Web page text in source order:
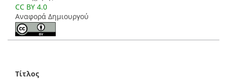
CC BY 4.0
Αναφορά Δημιουργού
Τίτλος